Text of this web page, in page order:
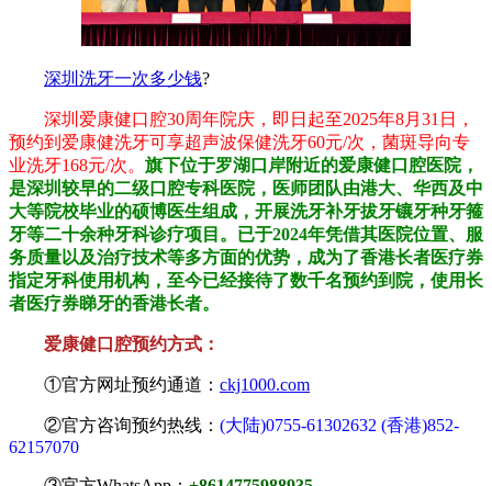
深圳洗牙一次多少钱?
深圳爱康健口腔30周年院庆，即日起至2025年8月31日，
预约到爱康健洗牙可享超声波保健洗牙60元/次，菌斑导向专
业洗牙168元/次。 旗下位于罗湖口岸附近的爱康健口腔医院，
是深圳较早的二级口腔专科医院，医师团队由港大、华西及中
大等院校毕业的硕博医生组成，开展洗牙补牙拔牙镶牙种牙箍
牙等二十余种牙科诊疗项目。已于2024年凭借其医院位置、服
务质量以及治疗技术等多方面的优势，成为了香港长者医疗券
指定牙科使用机构，至今已经接待了数千名预约到院，使用长
者医疗券睇牙的香港长者。
爱康健口腔预约方式：
①官方网址预约通道： ckj1000.com
②官方咨询预约热线： (大陆)0755-61302632 (香港)852-
62157070